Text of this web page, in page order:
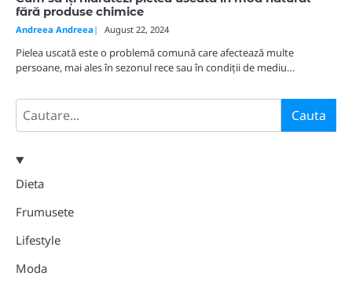
fără produse chimice
Andreea Andreea August 22, 2024
Pielea uscată este o problemă comună care afectează multe
persoane, mai ales în sezonul rece sau în condiții de mediu…
Search Cauta
Dieta
Frumusete
Lifestyle
Moda